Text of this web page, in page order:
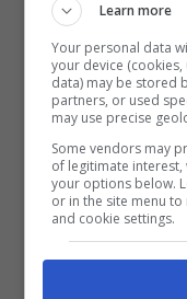
Per quanto
vanta un 3.0
sbalzo”. Le
arrivare
versione
un
Learn more
Your personal data
your device
data) may be stored
partners, or used
may use precise
Some vendors may
of legitimate
your options below.
or in the site menu
and cookie settings.